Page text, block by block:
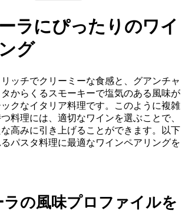
ラにぴったりのワイ
グ
ッチでクリーミーな食感と、グアンチャ
からくるスモーキーで塩気のある風味が
クなイタリア料理です。このように複雑
料理には、適切なワインを選ぶことで、
高みに引き上げることができます。以下
パスタ料理に最適なワインペアリングを
ラの風味プロファイルを